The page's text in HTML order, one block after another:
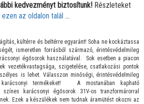
kedvezményt biztosítunk! Részleteket
ezen az oldalon talál ...
kültérre és beltérre egyaránt! Soha ne kockáztassa
ismeretlen forrásból származó, érintésvédelmileg
égősorok használatával. Sok esetben a piacon
vezetékvastagsága, szigetelése, csatlakozási pontok
is lehet. Válasszon minőségi, érintésvédelmileg
termékeket! A mostanában kapható
színes karácsonyi égősorok 31V-os tranzformárorral
Ezek a készülékek nem tudnak áramütést okozni az